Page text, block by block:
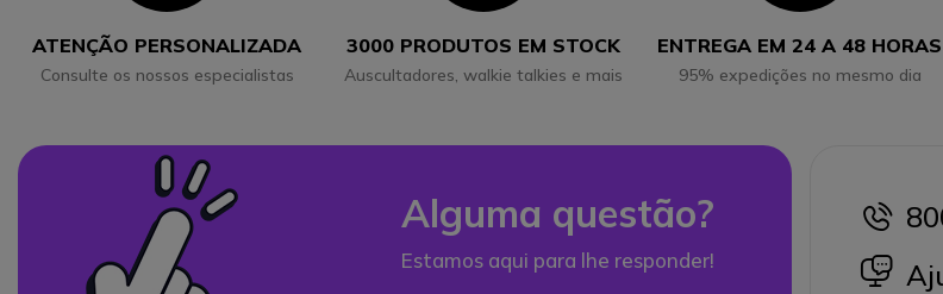
ATENÇÃO PERSONALIZADA
Consulte os nossos especialistas
3000 PRODUTOS EM STOCK
Auscultadores, walkie talkies e mais
ENTREGA EM 24 A 48 HORAS
95% expedições no mesmo dia
Alguma questão?
Estamos aqui para lhe responder!